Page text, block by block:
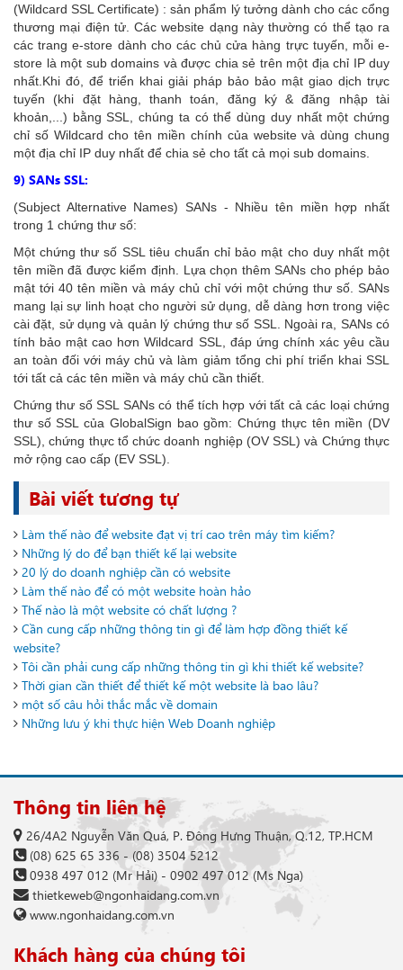
(Wildcard SSL Certificate) : sản phẩm lý tưởng dành cho các cổng
thương mại điện tử. Các website dạng này thường có thể tạo ra
các trang e-store dành cho các chủ cửa hàng trực tuyến, mỗi e-
store là một sub domains và được chia sẻ trên một địa chỉ IP duy
nhất.Khi đó, để triển khai giải pháp bảo bảo mật giao dịch trực
tuyến (khi đặt hàng, thanh toán, đăng ký & đăng nhập tài
khoản,...) bằng SSL, chúng ta có thể dùng duy nhất một chứng
chỉ số Wildcard cho tên miền chính của website và dùng chung
một địa chỉ IP duy nhất để chia sẻ cho tất cả mọi sub domains.
9) SANs SSL:
(Subject Alternative Names) SANs - Nhiều tên miền hợp nhất
trong 1 chứng thư số:
Một chứng thư số SSL tiêu chuẩn chỉ bảo mật cho duy nhất một
tên miền đã được kiểm định. Lựa chọn thêm SANs cho phép bảo
mật tới 40 tên miền và máy chủ chỉ với một chứng thư số. SANs
mang lại sự linh hoạt cho người sử dụng, dễ dàng hơn trong việc
cài đặt, sử dụng và quản lý chứng thư số SSL. Ngoài ra, SANs có
tính bảo mật cao hơn Wildcard SSL, đáp ứng chính xác yêu cầu
an toàn đối với máy chủ và làm giảm tổng chi phí triển khai SSL
tới tất cả các tên miền và máy chủ cần thiết.
Chứng thư số SSL SANs có thể tích hợp với tất cả các loại chứng
thư số SSL của GlobalSign bao gồm: Chứng thực tên miền (DV
SSL), chứng thực tổ chức doanh nghiệp (OV SSL) và Chứng thực
mở rộng cao cấp (EV SSL).
Bài viết tương tự
Làm thế nào để website đạt vị trí cao trên máy tìm kiếm?
Những lý do để bạn thiết kế lại website
20 lý do doanh nghiệp cần có website
Làm thế nào để có một website hoàn hảo
Thế nào là một website có chất lượng ?
Cần cung cấp những thông tin gì để làm hợp đồng thiết kế
website?
Tôi cần phải cung cấp những thông tin gì khi thiết kế website?
Thời gian cần thiết để thiết kế một website là bao lâu?
một số câu hỏi thắc mắc về domain
Những lưu ý khi thực hiện Web Doanh nghiệp
Thông tin liên hệ
26/4A2 Nguyễn Văn Quá, P. Đông Hưng Thuận, Q.12, TP.HCM
(08) 625 65 336 - (08) 3504 5212
0938 497 012 (Mr Hải) - 0902 497 012(Ms Nga)
thietkeweb@ngonhaidang.com.vn
www.ngonhaidang.com.vn
Khách hàng của chúng tôi